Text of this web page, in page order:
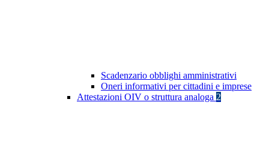
Scadenzario obblighi amministrativi
Oneri informativi per cittadini e imprese
Attestazioni OIV o struttura analoga 2